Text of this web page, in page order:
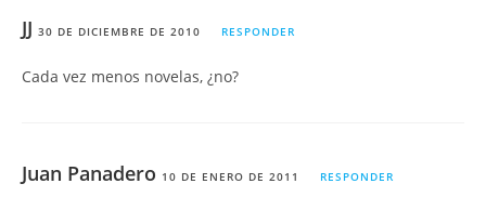
JJ 30 DE DICIEMBRE DE 2010 RESPONDER
Cada vez menos novelas, ¿no?
Juan Panadero 10 DE ENERO DE 2011 RESPONDER